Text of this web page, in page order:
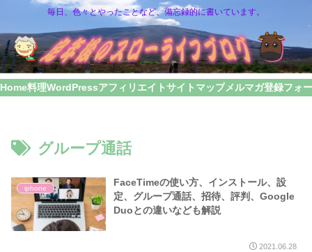
毎日、色々とやったことなど、備忘録的に書いています。
Home料理WordPressアフィリエイトサイトマップメルマガ登録フォ
グループ通話
iphone
FaceTimeの使い方、インストール、設
定、グループ通話、招待、評判、Google
Duoとの違いなども解説
2021.06.28